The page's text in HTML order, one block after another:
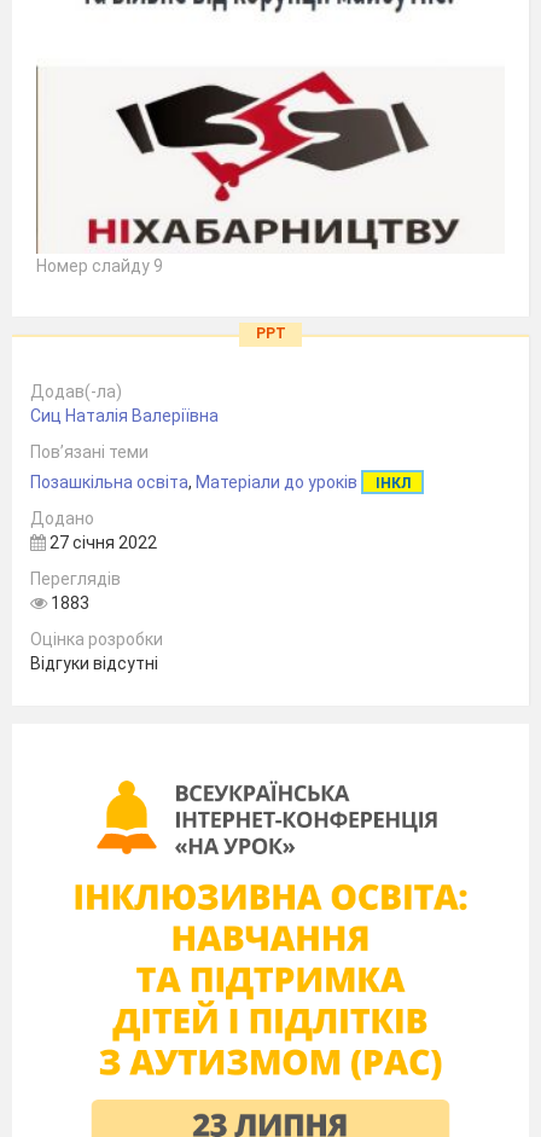
Номер слайду 9
PPT
Додав(-ла)
Сиц Наталія Валеріївна
Пов’язані теми
Позашкільна освіта, Матеріали до уроків ІНКЛ
Додано
27 січня 2022
Переглядів
1883
Оцінка розробки
Відгуки відсутні